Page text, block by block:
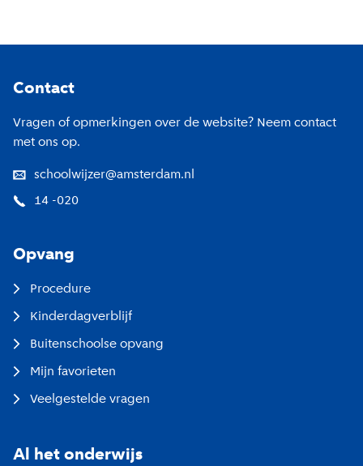
Contact
Vragen of opmerkingen over de website? Neem contact
met ons op.
schoolwijzer@amsterdam.nl
14 -020
Opvang
Procedure
Kinderdagverblijf
Buitenschoolse opvang
Mijn favorieten
Veelgestelde vragen
Al het onderwijs